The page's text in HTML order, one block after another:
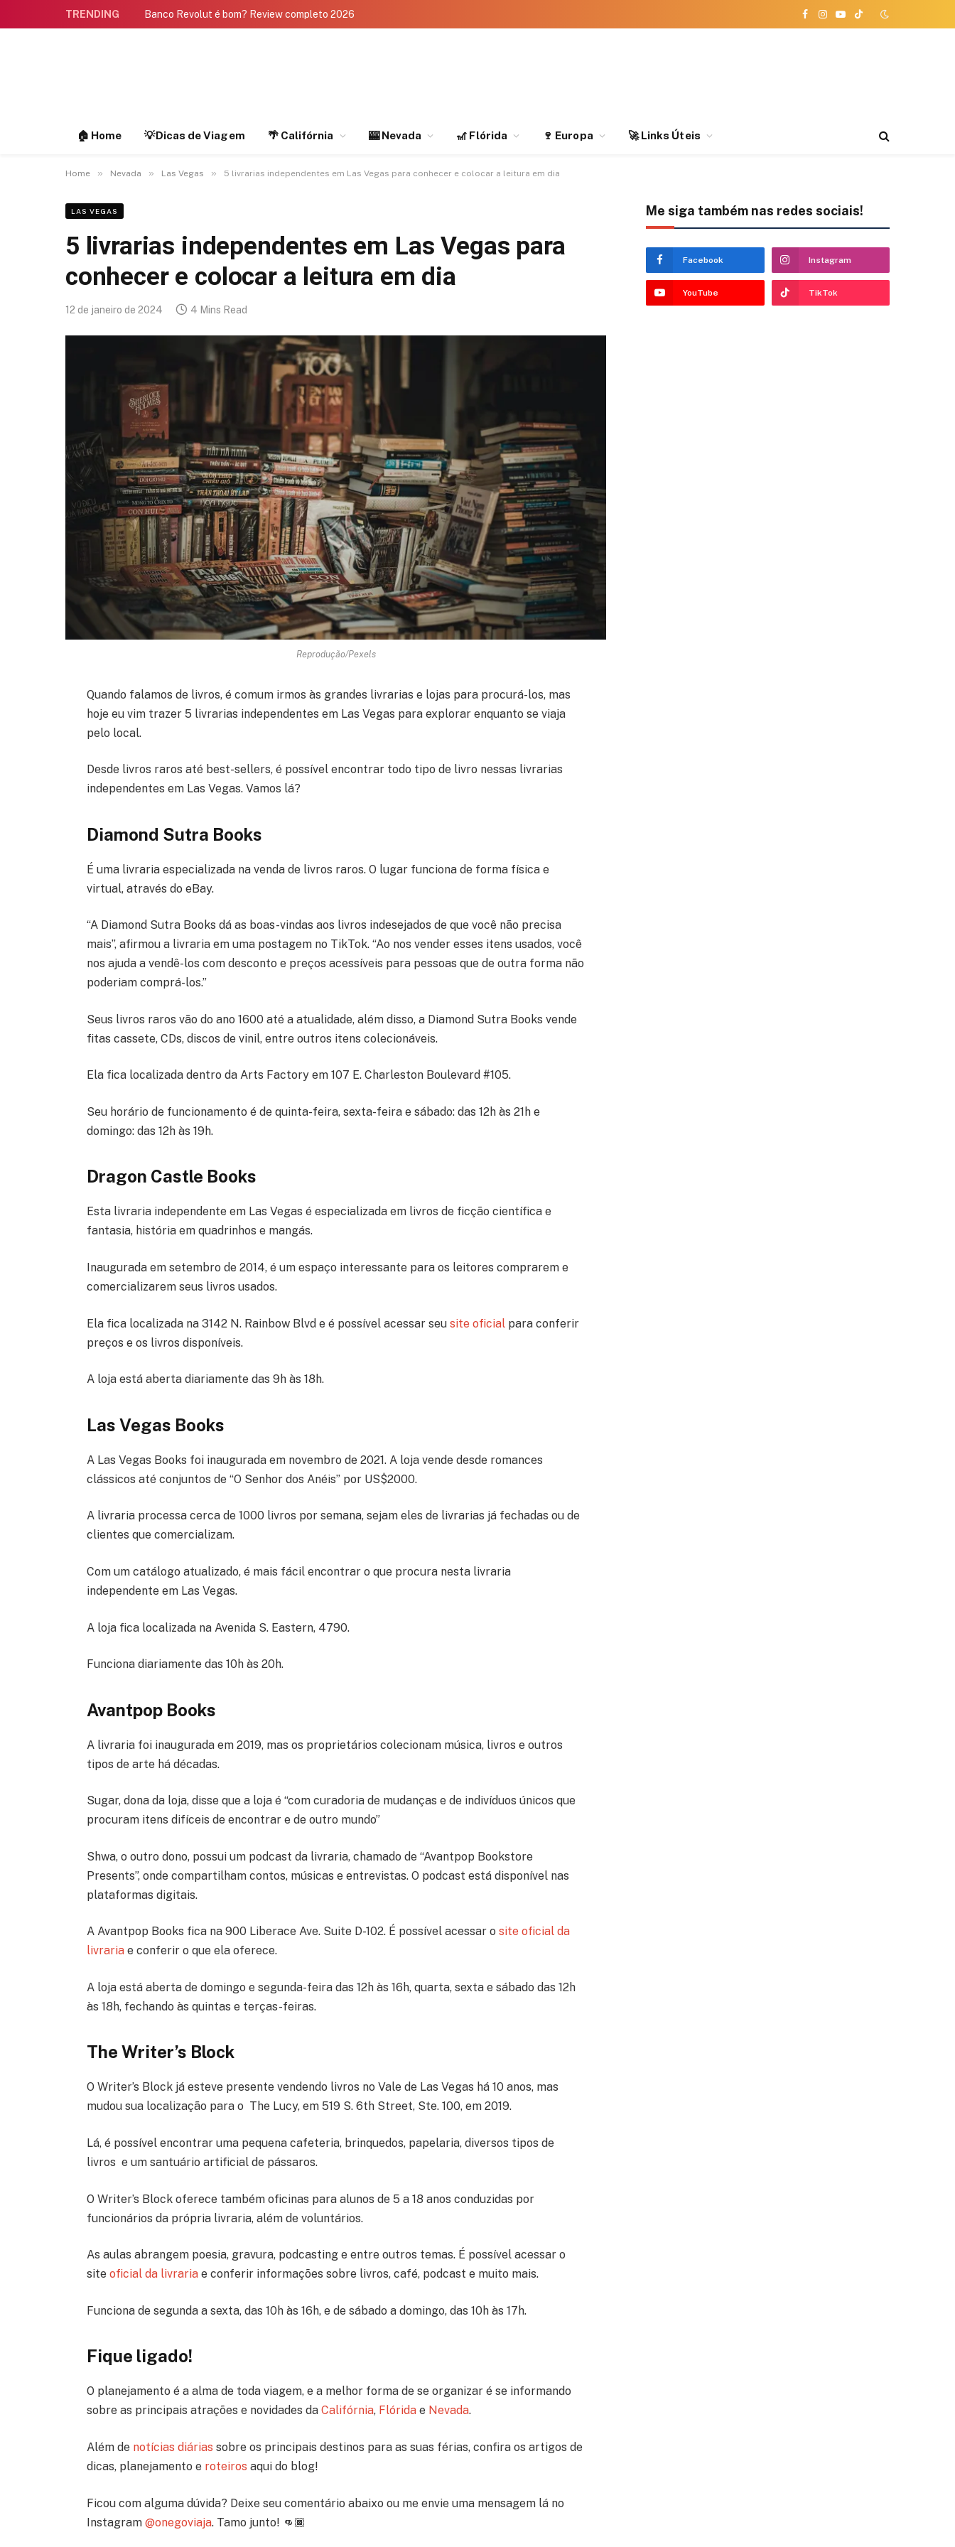
TRENDING Banco Revolut é bom? Review completo 2026
Facebook
Instagram
YouTubeTikTok
🏠 Home 💡Dicas de Viagem 🌴 Califórnia 🎰 Nevada 🎢 Flórida 🍷 Europa 🚀 Links Úteis
Home » Nevada » Las Vegas » 5 livrarias independentes em Las Vegas para conhecer e colocar a leitura em dia
LAS VEGAS
5 livrarias independentes em Las Vegas para
conhecer e colocar a leitura em dia
12 de janeiro de 2024 4 Mins Read
Reprodução/Pexels
Quando falamos de livros, é comum irmos às grandes livrarias e lojas para procurá-los, mas
hoje eu vim trazer 5 livrarias independentes em Las Vegas para explorar enquanto se viaja
pelo local.
Desde livros raros até best-sellers, é possível encontrar todo tipo de livro nessas livrarias
independentes em Las Vegas. Vamos lá?
Diamond Sutra Books
É uma livraria especializada na venda de livros raros. O lugar funciona de forma física e
virtual, através do eBay.
“A Diamond Sutra Books dá as boas-vindas aos livros indesejados de que você não precisa
mais”, afirmou a livraria em uma postagem no TikTok. “Ao nos vender esses itens usados, você
nos ajuda a vendê-los com desconto e preços acessíveis para pessoas que de outra forma não
poderiam comprá-los.”
Seus livros raros vão do ano 1600 até a atualidade, além disso, a Diamond Sutra Books vende
fitas cassete, CDs, discos de vinil, entre outros itens colecionáveis.
Ela fica localizada dentro da Arts Factory em 107 E. Charleston Boulevard #105.
Seu horário de funcionamento é de quinta-feira, sexta-feira e sábado: das 12h às 21h e
domingo: das 12h às 19h.
Dragon Castle Books
Esta livraria independente em Las Vegas é especializada em livros de ficção científica e
fantasia, história em quadrinhos e mangás.
Inaugurada em setembro de 2014, é um espaço interessante para os leitores comprarem e
comercializarem seus livros usados.
Ela fica localizada na 3142 N. Rainbow Blvd e é possível acessar seusite oficial para conferir
preços e os livros disponíveis.
A loja está aberta diariamente das 9h às 18h.
Las Vegas Books
A Las Vegas Books foi inaugurada em novembro de 2021. A loja vende desde romances
clássicos até conjuntos de “O Senhor dos Anéis” por US$2000.
A livraria processa cerca de 1000 livros por semana, sejam eles de livrarias já fechadas ou de
clientes que comercializam.
Com um catálogo atualizado, é mais fácil encontrar o que procura nesta livraria
independente em Las Vegas.
A loja fica localizada na Avenida S. Eastern, 4790.
Funciona diariamente das 10h às 20h.
Avantpop Books
A livraria foi inaugurada em 2019, mas os proprietários colecionam música, livros e outros
tipos de arte há décadas.
Sugar, dona da loja, disse que a loja é “com curadoria de mudanças e de indivíduos únicos que
procuram itens difíceis de encontrar e de outro mundo”
Shwa, o outro dono, possui um podcast da livraria, chamado de “Avantpop Bookstore
Presents”, onde compartilham contos, músicas e entrevistas. O podcast está disponível nas
plataformas digitais.
A Avantpop Books fica na 900 Liberace Ave. Suite D-102. É possível acessar o site oficial da
livrariae conferir o que ela oferece.
A loja está aberta de domingo e segunda-feira das 12h às 16h, quarta, sexta e sábado das 12h
às 18h, fechando às quintas e terças-feiras.
The Writer’s Block
O Writer’s Block já esteve presente vendendo livros no Vale de Las Vegas há 10 anos, mas
mudou sua localização para o The Lucy, em 519 S. 6th Street, Ste. 100, em 2019.
Lá, é possível encontrar uma pequena cafeteria, brinquedos, papelaria, diversos tipos de
livros e um santuário artificial de pássaros.
O Writer’s Block oferece também oficinas para alunos de 5 a 18 anos conduzidas por
funcionários da própria livraria, além de voluntários.
As aulas abrangem poesia, gravura, podcasting e entre outros temas. É possível acessar o
site oficial da livrariae conferir informações sobre livros, café, podcast e muito mais.
Funciona de segunda a sexta, das 10h às 16h, e de sábado a domingo, das 10h às 17h.
Fique ligado!
O planejamento é a alma de toda viagem, e a melhor forma de se organizar é se informando
sobre as principais atrações e novidades da Califórnia, Flóridae Nevada.
Além de notícias diárias sobre os principais destinos para as suas férias, confira os artigos de
dicas, planejamento e roteiros aqui do blog!
Ficou com alguma dúvida? Deixe seu comentário abaixo ou me envie uma mensagem lá no
Instagram @onegoviaja. Tamo junto! 👊🏾
Me siga também nas redes sociais!
Facebook Instagram
YouTube TikTok